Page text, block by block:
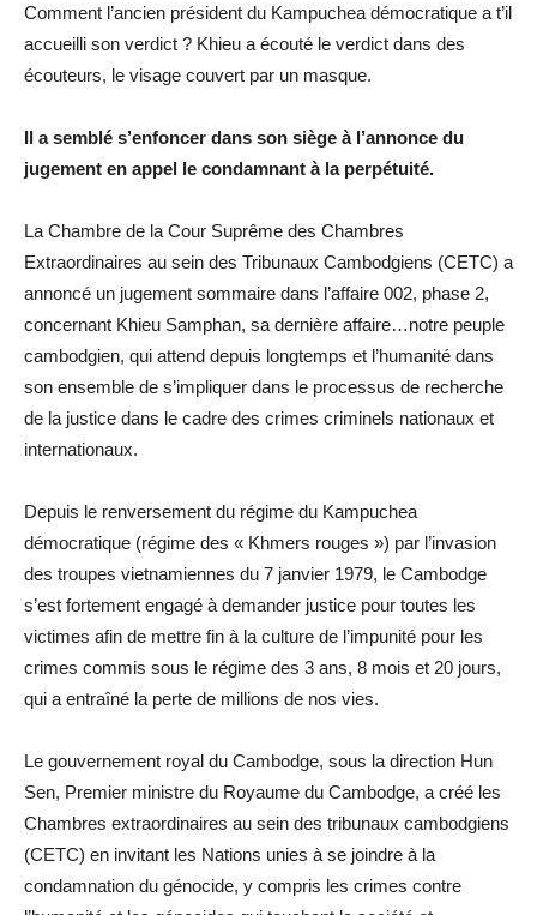
Comment l’ancien président du Kampuchea démocratique a t’il
accueilli son verdict ? Khieu a écouté le verdict dans des
écouteurs, le visage couvert par un masque.
Il a semblé s’enfoncer dans son siège à l’annonce du
jugement en appel le condamnant à la perpétuité.
La Chambre de la Cour Suprême des Chambres
Extraordinaires au sein des Tribunaux Cambodgiens (CETC) a
annoncé un jugement sommaire dans l’affaire 002, phase 2,
concernant Khieu Samphan, sa dernière affaire…notre peuple
cambodgien, qui attend depuis longtemps et l’humanité dans
son ensemble de s’impliquer dans le processus de recherche
de la justice dans le cadre des crimes criminels nationaux et
internationaux.
Depuis le renversement du régime du Kampuchea
démocratique (régime des « Khmers rouges ») par l’invasion
des troupes vietnamiennes du 7 janvier 1979, le Cambodge
s’est fortement engagé à demander justice pour toutes les
victimes afin de mettre fin à la culture de l’impunité pour les
crimes commis sous le régime des 3 ans, 8 mois et 20 jours,
qui a entraîné la perte de millions de nos vies.
Le gouvernement royal du Cambodge, sous la direction Hun
Sen, Premier ministre du Royaume du Cambodge, a créé les
Chambres extraordinaires au sein des tribunaux cambodgiens
(CETC) en invitant les Nations unies à se joindre à la
condamnation du génocide, y compris les crimes contre